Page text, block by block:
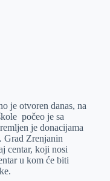
je otvoren danas, na
počeo je sa
je donacijama
Grad Zrenjanin
centar, koji nosi
u kom će biti